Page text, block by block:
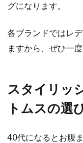
グになります。
各ブランドではレ
ますから、ぜひ一
スタイリッ
トムスの選
40代になるとお腹